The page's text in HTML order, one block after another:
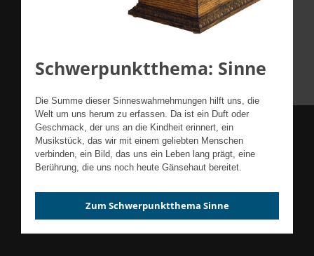
Schwerpunktthema: Sinne
Die Summe dieser Sinneswahrnehmungen hilft uns, die
Welt um uns herum zu erfassen. Da ist ein Duft oder
Geschmack, der uns an die Kindheit erinnert, ein
Musikstück, das wir mit einem geliebten Menschen
verbinden, ein Bild, das uns ein Leben lang prägt, eine
Berührung, die uns noch heute Gänsehaut bereitet.
Zum Schwerpunktthema Sinne